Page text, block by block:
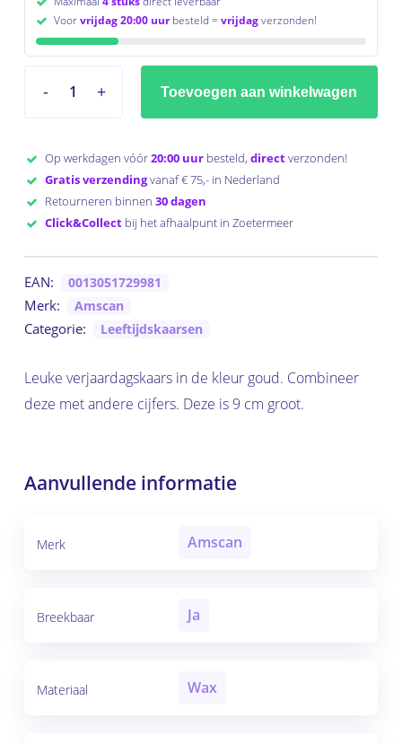
Voorvrijdag 20:00 uurbesteld =vrijdagverzonden!
Toevoegen aan winkelwagen
Op werkdagen vóór20:00 uurbesteld, directverzonden!
Gratis verzendingvanaf € 75,- in Nederland
Retourneren binnen 30 dagen
Click&Collectbij het afhaalpunt in Zoetermeer
EAN: 0013051729981
Merk: Amscan
Categorie: Leeftijdskaarsen
Leuke verjaardagskaars in de kleur goud. Combineer
deze met andere cijfers. Deze is 9 cm groot.
Aanvullende informatie
Merk Amscan
Breekbaar Ja
Materiaal Wax